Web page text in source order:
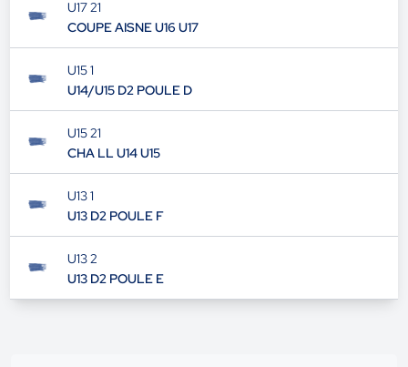
U16 U17 POULE B
U17 21
COUPE AISNE U16 U17
U15 1
U14/U15 D2 POULE D
U15 21
CHA LL U14 U15
U13 1
U13 D2 POULE F
U13 2